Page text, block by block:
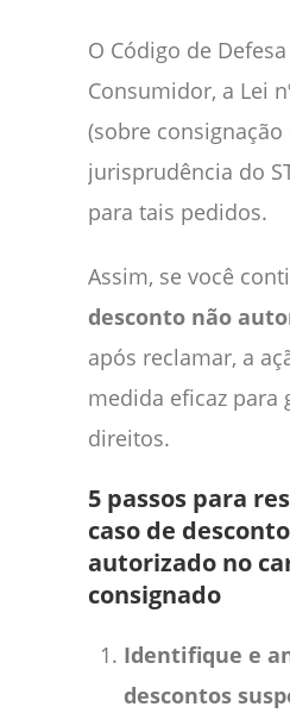
O Código de
Consumidor, a Lei
(sobre
jurisprudência do
para tais pedidos.
Assim, se você
desconto não
após reclamar, a
medida eficaz para
direitos.
5 passos para
caso de
autorizado no
consignado
Identifique e
descontos